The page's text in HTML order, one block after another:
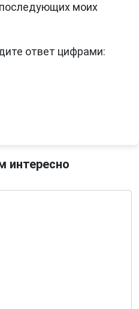
моих
ответ цифрами:
интересно